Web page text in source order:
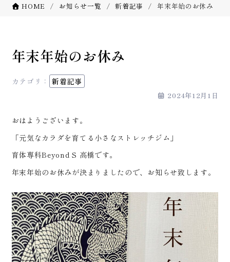
HOME お知らせ一覧 新着記事 年末年始のお休み
年末年始のお休み
カテゴリ： 新着記事
2024年12月1日
おはようございます。
「元気なカラダを育てる小さなストレッチジム」
育体専科Beyond S 高橋です。
年末年始のお休みが決まりましたので、お知らせ致します。